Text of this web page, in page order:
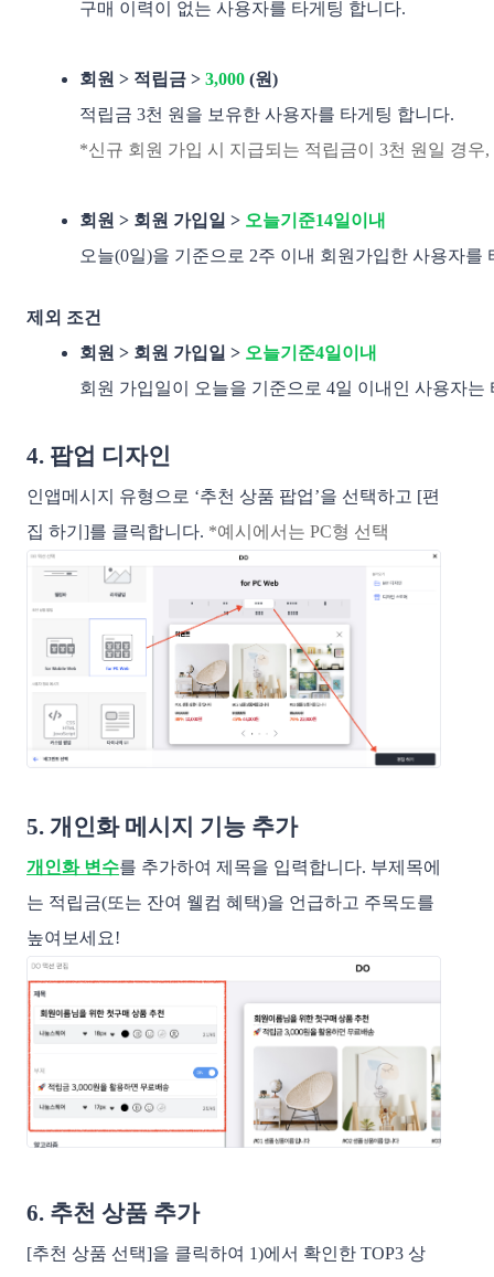
구매 이력이 없는 사용자를 타게팅 합니다.
회원 > 적립금 > 3,000 (원)
적립금 3천 원을 보유한 사용자를 타게팅 합니다.
*신규 회원 가입 시 지급되는 적립금이 3천 원일 경
회원 > 회원 가입일 > 오늘기준14일이내
오늘(0일)을 기준으로 2주 이내 회원가입한 사용자를
제외 조건
회원 > 회원 가입일 > 오늘기준4일이내
회원 가입일이 오늘을 기준으로 4일 이내인 사용자
4. 팝업 디자인
인앱메시지 유형으로 ‘추천 상품 팝업’을 선택하고 [편
집 하기]를 클릭합니다. *예시에서는 PC형 선택
5. 개인화 메시지 기능 추가
개인화 변수를 추가하여 제목을 입력합니다. 부제목에
는 적립금(또는 잔여 웰컴 혜택)을 언급하고 주목도를
높여보세요!
6. 추천 상품 추가
[추천 상품 선택]을 클릭하여 1)에서 확인한 TOP3 상